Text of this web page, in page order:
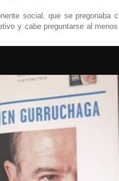
social, que se pregonaba
y cabe preguntarse al